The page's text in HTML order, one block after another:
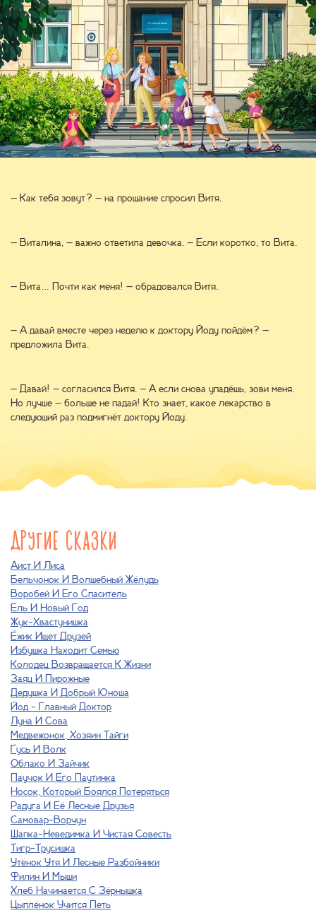
– Как тебя зовут? – на прощание спросил Витя.
– Виталина, – важно ответила девочка. – Если коротко, то Вита.
– Вита… Почти как меня! – обрадовался Витя.
– А давай вместе через неделю к доктору Йоду пойдём? –
предложила Вита.
– Давай! – согласился Витя. – А если снова упадёшь, зови меня.
Но лучше – больше не падай! Кто знает, какое лекарство в
следующий раз подмигнёт доктору Йоду.
ДРУГИЕ СКАЗКИ
Аист И Лиса
Бельчонок И Волшебный Жёлудь
Воробей И Его Спаситель
Ель И Новый Год
Жук-Хвастунишка
Ёжик Ищет Друзей
Избушка Находит Семью
Колодец Возвращается К Жизни
Заяц И Пирожные
Дедушка И Добрый Юноша
Йод - Главный Доктор
Луна И Сова
Медвежонок, Хозяин Тайги
Гусь И Волк
Облако И Зайчик
Паучок И Его Паутинка
Носок, Который Боялся Потеряться
Радуга И Её Лесные Друзья
Самовар-Ворчун
Шапка-Неведимка И Чистая Совесть
Тигр-Трусишка
Утёнок Утя И Лесные Разбойники
Филин И Мыши
Хлеб Начинается С Зёрнышка
Цыплёнок Учится Петь